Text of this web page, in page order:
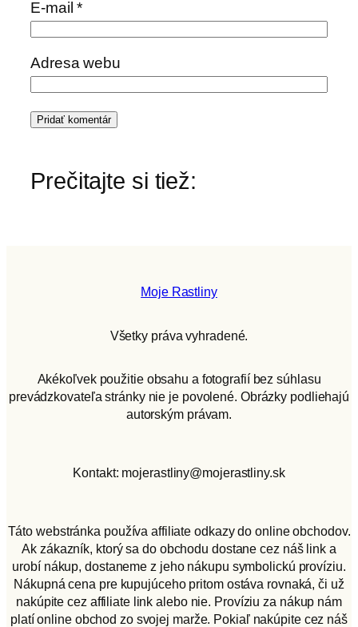
E-mail*
Adresa webu
Prečitajte si tiež:
Moje Rastliny
Všetky práva vyhradené.
Akékoľvek použitie obsahu a fotografií bez súhlasu
prevádzkovateľa stránky nie je povolené. Obrázky podliehajú
autorským právam.
Kontakt: mojerastliny@mojerastliny.sk
Táto webstránka používa affiliate odkazy do online obchodov.
Ak zákazník, ktorý sa do obchodu dostane cez náš link a
urobí nákup, dostaneme z jeho nákupu symbolickú províziu.
Nákupná cena pre kupujúceho pritom ostáva rovnaká, či už
nakúpite cez affiliate link alebo nie. Províziu za nákup nám
platí online obchod zo svojej marže. Pokiaľ nakúpite cez náš